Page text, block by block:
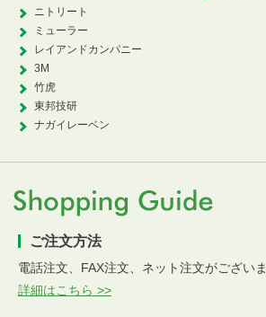
ニトリート
ミューラー
レイアンドカンパニー
3M
竹虎
東邦技研
ナガイレーベン
ご注文方法
電話注文、FAX注文、ネット注文がございま
詳細はこちら >>